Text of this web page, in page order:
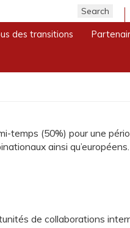
des transitions
(50%) pour une
ainsi qu’européens.
de collaborations